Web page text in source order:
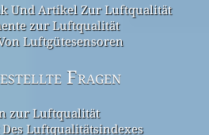
Und Artikel Zur Luftqualität
zur Luftqualität
Luftgütesensoren
Fragen
zur Luftqualität
Luftqualitätsindexes